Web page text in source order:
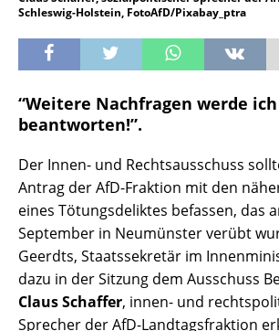
Schleswig-Holstein, FotoAfD/Pixabay_ptra
“Weitere Nachfragen werde
beantworten!”.
Der Innen- und Rechtsausschuss
Antrag der AfD-Fraktion mit den
eines Tötungsdeliktes befassen, das
September in Neumünster verübt
Geerdts, Staatssekretär im
dazu in der Sitzung dem Ausschuss
Claus Schaffer, innen- und
Sprecher der AfD-Landtagsfraktion